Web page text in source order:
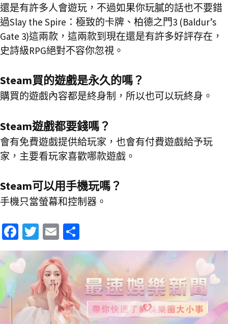
還是有許多人會遊玩，不過如果你玩膩的話也不要錯
過Slay the Spire：極致的卡牌、柏德之門3 (Baldur’s
Gate 3)這兩款，這兩款到現在還是有許多好評存在，
史詩級RPG絕對不容你忽視。
Steam買的遊戲是永久的嗎？
購買的遊戲內容都是終身制，所以也可以玩終身。
Steam遊戲都要錢嗎？
會有免費遊戲提供給玩家，也會有付費遊戲給予玩
家，主要看玩家喜歡哪款遊戲。
Steam可以用手機玩嗎？
手機只當螢幕和控制器。
Fa
ce
b
o
o
k
T
wi
tt
er
E
m
ai
l
享